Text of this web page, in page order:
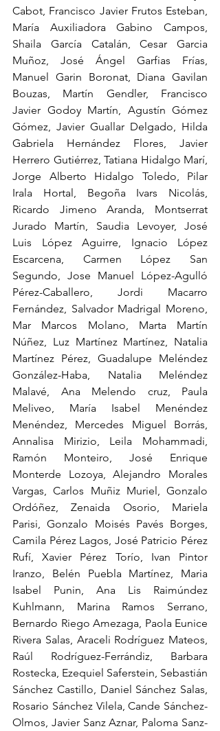
Cabot, Francisco Javier Frutos Esteban,
María Auxiliadora Gabino Campos,
Shaila García Catalán, Cesar Garcia
Muñoz, José Ángel Garfias Frías,
Manuel Garin Boronat, Diana Gavilan
Bouzas, Martín Gendler, Francisco
Javier Godoy Martín, Agustín Gómez
Gómez, Javier Guallar Delgado, Hilda
Gabriela Hernández Flores, Javier
Herrero Gutiérrez, Tatiana Hidalgo Marí,
Jorge Alberto Hidalgo Toledo, Pilar
Irala Hortal, Begoña Ivars Nicolás,
Ricardo Jimeno Aranda, Montserrat
Jurado Martín, Saudia Levoyer, José
Luis López Aguirre, Ignacio López
Escarcena, Carmen López San
Segundo, Jose Manuel López-Agulló
Pérez-Caballero, Jordi Macarro
Fernández, Salvador Madrigal Moreno,
Mar Marcos Molano, Marta Martín
Núñez, Luz Martínez Martínez, Natalia
Martínez Pérez, Guadalupe Meléndez
González-Haba, Natalia Meléndez
Malavé, Ana Melendo cruz, Paula
Meliveo, María Isabel Menéndez
Menéndez, Mercedes Miguel Borrás,
Annalisa Mirizio, Leila Mohammadi,
Ramón Monteiro, José Enrique
Monterde Lozoya, Alejandro Morales
Vargas, Carlos Muñiz Muriel, Gonzalo
Ordóñez, Zenaida Osorio, Mariela
Parisi, Gonzalo Moisés Pavés Borges,
Camila Pérez Lagos, José Patricio Pérez
Rufí, Xavier Pérez Torío, Ivan Pintor
Iranzo, Belén Puebla Martínez, Maria
Isabel Punin, Ana Lis Raimúndez
Kuhlmann, Marina Ramos Serrano,
Bernardo Riego Amezaga, Paola Eunice
Rivera Salas, Araceli Rodríguez Mateos,
Raúl Rodríguez-Ferrándiz, Barbara
Rostecka, Ezequiel Saferstein, Sebastián
Sánchez Castillo, Daniel Sánchez Salas,
Rosario Sánchez Vilela, Cande Sánchez-
Olmos, Javier Sanz Aznar, Paloma Sanz-